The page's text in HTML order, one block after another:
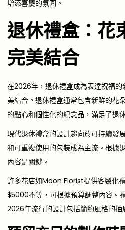
增添喜慶的氛圍。
退休禮盒：花
完美結合
在2026年，退休禮盒成為表達祝福
美結合。退休禮盒通常包含新鮮的花
的點心和個性化的紀念品，滿足了退
現代退休禮盒的設計趨向於可持續發
和可重複使用的包裝成為主流。根據
內容是關鍵。
許多花店如Moon Florist提供客製化
$5000不等，可根據預算調整內容。
2026年流行的設計包括簡約風格的抽